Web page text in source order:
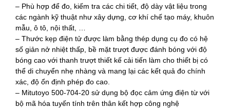
– Phù hợp để đo, kiếm tra các chi tiết, độ dày vật liệu trong
các ngành kỹ thuật như xây dựng, cơ khí chế tạo máy, khuôn
mẫu, ô tô, nội thất, …
– Thước kẹp điện tử được làm bằng thép dụng cụ đo có hệ
số giản nở nhiệt thấp, bề mặt trượt được đánh bóng với độ
bóng cao với thanh trượt thiết kế cải tiến làm cho thiết bị có
thể di chuyển nhẹ nhàng và mang lại các kết quả đo chính
xác, độ ổn định phép đo cao.
– Mitutoyo 500-704-20 sử dụng bộ đọc cảm ứng điện từ với
bộ mã hóa tuyến tính trên thân kết hợp công nghệ